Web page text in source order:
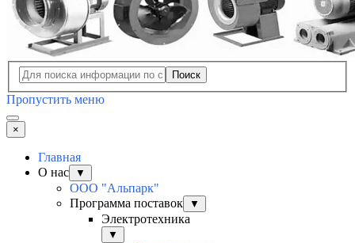
Поиск
Пропустить меню
×
Главная
О нас
▼
ООО "Альпарк"
Программа поставок
▼
Электротехника
▼